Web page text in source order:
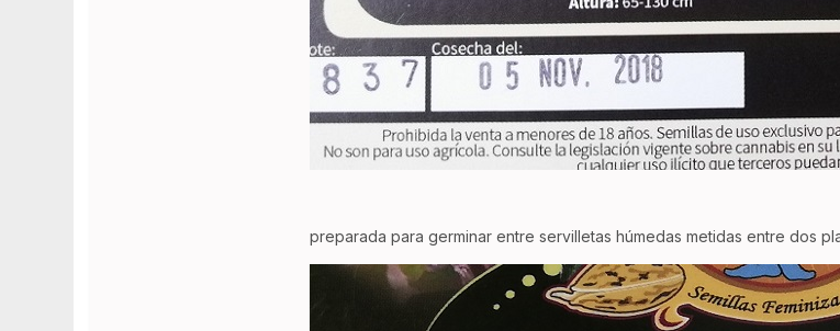
preparada para germinar entre servilletas húmedas metidas entre dos